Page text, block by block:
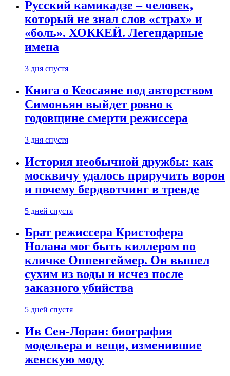
Русский камикадзе – человек,
который не знал слов «страх» и
«боль». ХОККЕЙ. Легендарные
имена
3 дня спустя
Книга о Кеосаяне под авторством
Симоньян выйдет ровно к
годовщине смерти режиссера
3 дня спустя
История необычной дружбы: как
москвичу удалось приручить ворон
и почему бердвотчинг в тренде
5 дней спустя
Брат режиссера Кристофера
Нолана мог быть киллером по
кличке Оппенгеймер. Он вышел
сухим из воды и исчез после
заказного убийства
5 дней спустя
Ив Сен-Лоран: биография
модельера и вещи, изменившие
женскую моду